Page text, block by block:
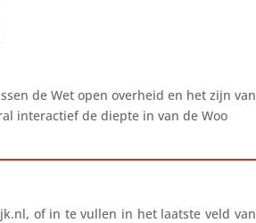
de Wet open overheid en het zijn van
interactief de diepte in van de Woo
of in te vullen in het laatste veld van